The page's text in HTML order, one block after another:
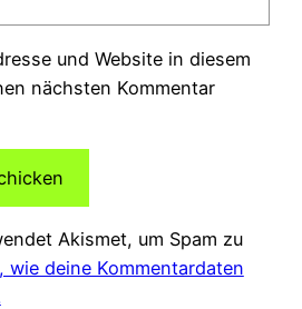
und Website in diesem
nächsten Kommentar
Akismet, um Spam zu
wie deine Kommentardaten